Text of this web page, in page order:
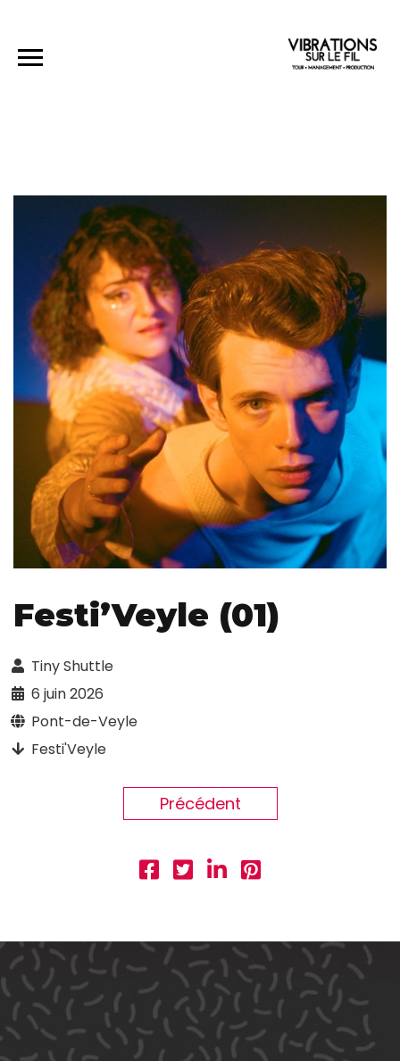
Festi’Veyle (01)
Tiny Shuttle
6 juin 2026
Pont-de-Veyle
Festi'Veyle
Précédent